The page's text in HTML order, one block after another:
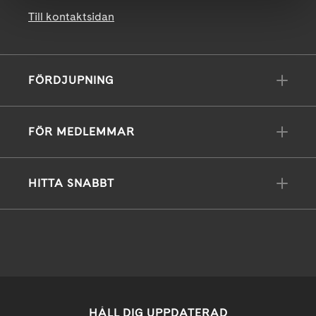
Till kontaktsidan
FÖRDJUPNING
FÖR MEDLEMMAR
HITTA SNABBT
HÅLL DIG UPPDATERAD